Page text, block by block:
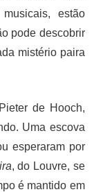
estão
pode descobrir
mistério paira
de Hooch,
Uma escova
esperaram por
, do Louvre, se
é mantido em